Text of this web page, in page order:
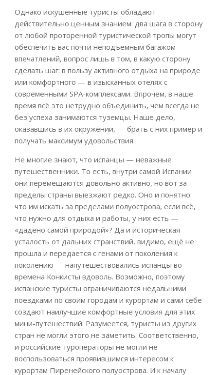
Однако искушенные туристы обладают
действительно ценным знанием: два шага в сторону
от любой проторенной туристической тропы могут
обеспечить вас почти неподъемным багажом
впечатлений, вопрос лишь в том, в какую сторону
сделать шаг: в пользу активного отдыха на природе
или комфортного — в изысканных отелях с
современными SPA-комплексами. Впрочем, в наше
время всё это нетрудно объединить, чем всегда не
без успеха занимаются туземцы. Наше дело,
оказавшись в их окружении, — брать с них пример и
получать максимум удовольствия.
Не многие знают, что испанцы — неважные
путешественники. То есть, внутри самой Испании
они перемещаются довольно активно, но вот за
пределы страны выезжают редко. Оно и понятно:
что им искать за пределами полуострова, если всё,
что нужно для отдыха и работы, у них есть —
«дадено самой природой»? Да и историческая
усталость от дальних странствий, видимо, ещё не
прошла и передается с генами от поколения к
поколению — напутешествовались испанцы во
времена Конкисты вдоволь. Возможно, поэтому
испанские туристы ограничиваются недальними
поездками по своим городам и курортам и сами себе
создают наилучшие комфортные условия для этих
мини-путешествий. Разумеется, туристы из других
стран не могли этого не заметить. Соответственно,
и российские туроператоры не могли не
воспользоваться проявившимся интересом к
курортам Пиренейского полуострова. И к началу